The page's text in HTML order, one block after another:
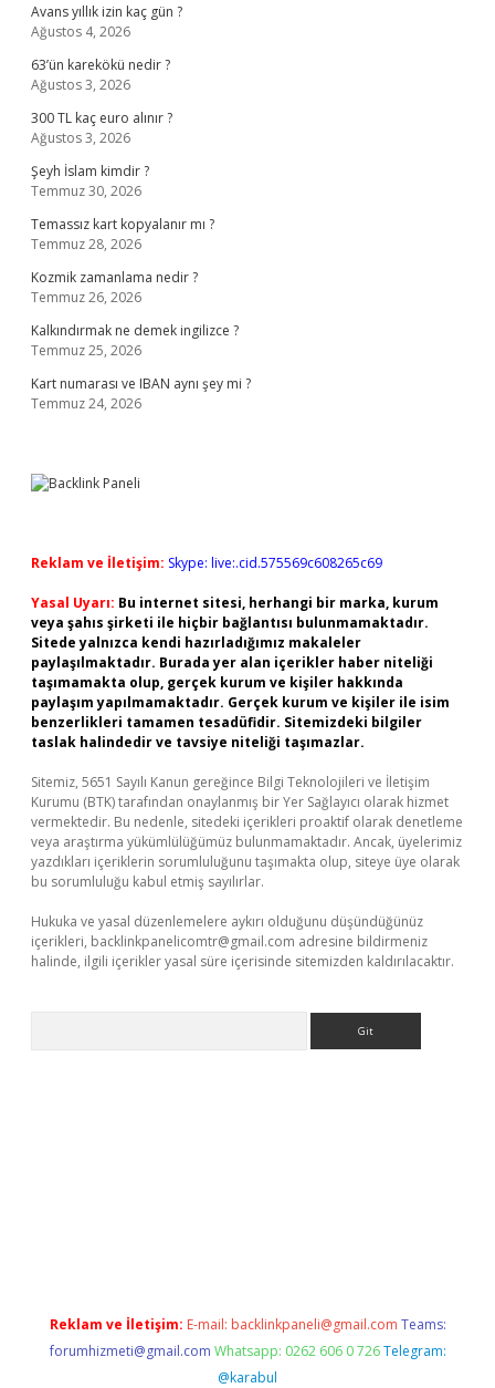
Avans yıllık izin kaç gün ?
Ağustos 4, 2026
63’ün karekökü nedir ?
Ağustos 3, 2026
300 TL kaç euro alınır ?
Ağustos 3, 2026
Şeyh İslam kimdir ?
Temmuz 30, 2026
Temassız kart kopyalanır mı ?
Temmuz 28, 2026
Kozmik zamanlama nedir ?
Temmuz 26, 2026
Kalkındırmak ne demek ingilizce ?
Temmuz 25, 2026
Kart numarası ve IBAN aynı şey mi ?
Temmuz 24, 2026
Reklam ve İletişim: Skype: live:.cid.575569c608265c69
Yasal Uyarı: Bu internet sitesi, herhangi bir marka, kurum
veya şahıs şirketi ile hiçbir bağlantısı bulunmamaktadır.
Sitede yalnızca kendi hazırladığımız makaleler
paylaşılmaktadır. Burada yer alan içerikler haber niteliği
taşımamakta olup, gerçek kurum ve kişiler hakkında
paylaşım yapılmamaktadır. Gerçek kurum ve kişiler ile isim
benzerlikleri tamamen tesadüfidir. Sitemizdeki bilgiler
taslak halindedir ve tavsiye niteliği taşımazlar.
Sitemiz, 5651 Sayılı Kanun gereğince Bilgi Teknolojileri ve İletişim
Kurumu (BTK) tarafından onaylanmış bir Yer Sağlayıcı olarak hizmet
vermektedir. Bu nedenle, sitedeki içerikleri proaktif olarak denetleme
veya araştırma yükümlülüğümüz bulunmamaktadır. Ancak, üyelerimiz
yazdıkları içeriklerin sorumluluğunu taşımakta olup, siteye üye olarak
bu sorumluluğu kabul etmiş sayılırlar.
Hukuka ve yasal düzenlemelere aykırı olduğunu düşündüğünüz
içerikleri, backlinkpanelicomtr@gmail.com adresine bildirmeniz
halinde, ilgili içerikler yasal süre içerisinde sitemizden kaldırılacaktır.
Reklam ve İletişim: E-mail: backlinkpaneli@gmail.com Teams:
forumhizmeti@gmail.com Whatsapp: 0262 606 0 726 Telegram:
@karabul